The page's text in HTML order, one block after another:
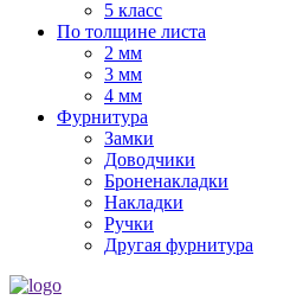
5 класс
По толщине листа
2 мм
3 мм
4 мм
Фурнитура
Замки
Доводчики
Броненакладки
Накладки
Ручки
Другая фурнитура